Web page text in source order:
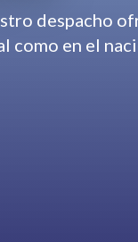
despacho
como en el